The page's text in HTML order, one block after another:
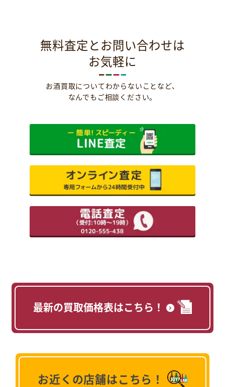
無料査定とお問い合わせは
お気軽に
お酒買取についてわからないことなど、
なんでもご相談ください。
最新の買取価格表はこちら！
お近くの店舗はこちら！